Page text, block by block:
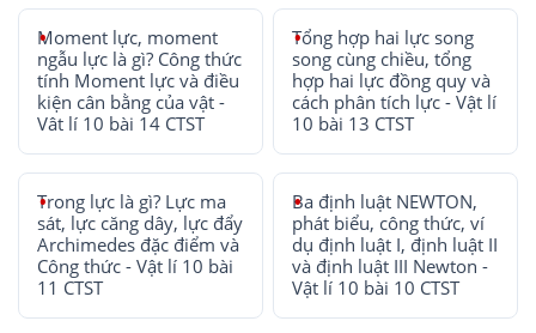
Moment lực, moment
ngẫu lực là gì? Công thức
tính Moment lực và điều
kiện cân bằng của vật -
Vât lí 10 bài 14 CTST
Tổng hợp hai lực song
song cùng chiều, tổng
hợp hai lực đồng quy và
cách phân tích lực - Vật lí
10 bài 13 CTST
Trong lực là gì? Lực ma
sát, lực căng dây, lực đẩy
Archimedes đặc điểm và
Công thức - Vật lí 10 bài
11 CTST
Ba định luật NEWTON,
phát biểu, công thức, ví
dụ định luật I, định luật II
và định luật III Newton -
Vật lí 10 bài 10 CTST